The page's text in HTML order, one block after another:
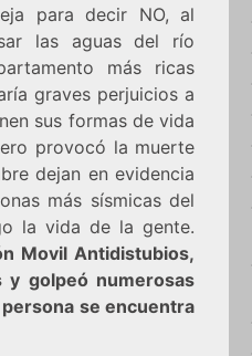
para decir NO, al
las aguas del río
más ricas
graves perjuicios a
sus formas de vida
provocó la muerte
dejan en evidencia
más sísmicas del
la vida de la gente.
Movil Antidistubios,
y golpeó numerosas
se encuentra